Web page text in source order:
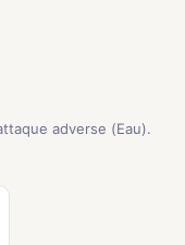
adverse (Eau).